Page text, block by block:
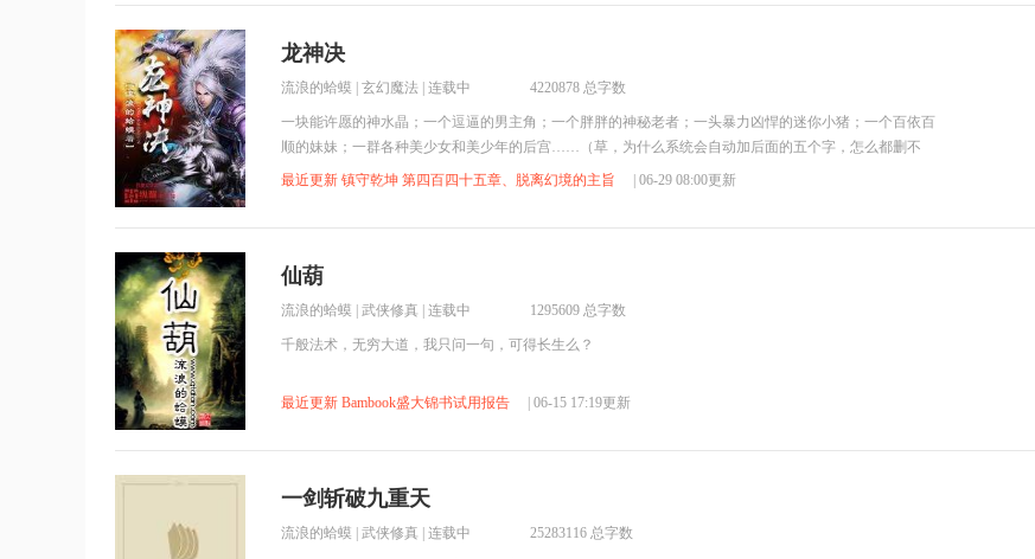
龙神决
流浪的蛤蟆 玄幻魔法 | 连载中 4220878 总字数
一块能许愿的神水晶；一个逗逼的男主角；一个胖胖的神秘老者；一头暴力凶悍的迷你小猪；一个百依百
顺的妹妹；一群各种美少女和美少年的后宫……（草，为什么系统会自动加后面的五个字，怎么都删不
了？还有，不许骂我……
最近更新 镇守乾坤 第四百四十五章、脱离幻境的主旨 | 06-29 08:00更新
仙葫
流浪的蛤蟆 武侠修真 | 连载中 1295609 总字数
千般法术，无穷大道，我只问一句，可得长生么？
最近更新 Bambook盛大锦书试用报告 | 06-15 17:19更新
一剑斩破九重天
流浪的蛤蟆 武侠修真 | 连载中 25283116 总字数